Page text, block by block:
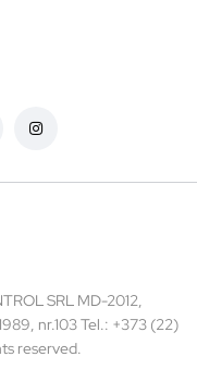
SRL MD-2012,
nr.103 Tel.: +373 (22)
reserved.